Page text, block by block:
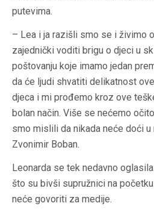
putevima.
– Lea i ja razišli smo se i živimo
zajednički voditi brigu o djeci u
poštovanju koje imamo jedan
da će ljudi shvatiti delikatnost
djeca i mi prođemo kroz ove
bolan način. Više se nećemo
smo mislili da nikada neće doći
Zvonimir Boban.
Leonarda se tek nedavno
što su bivši supružnici na
neće govoriti za medije.